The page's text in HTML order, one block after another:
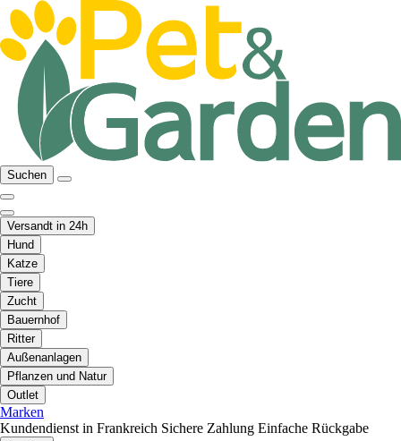
Suchen
Versandt in 24h
Hund
Katze
Tiere
Zucht
Bauernhof
Ritter
Außenanlagen
Pflanzen und Natur
Outlet
Marken
Kundendienst in Frankreich Sichere Zahlung Einfache Rückgabe